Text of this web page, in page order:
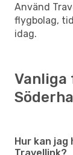
Använd
flygbolag,
idag.
Hur kan